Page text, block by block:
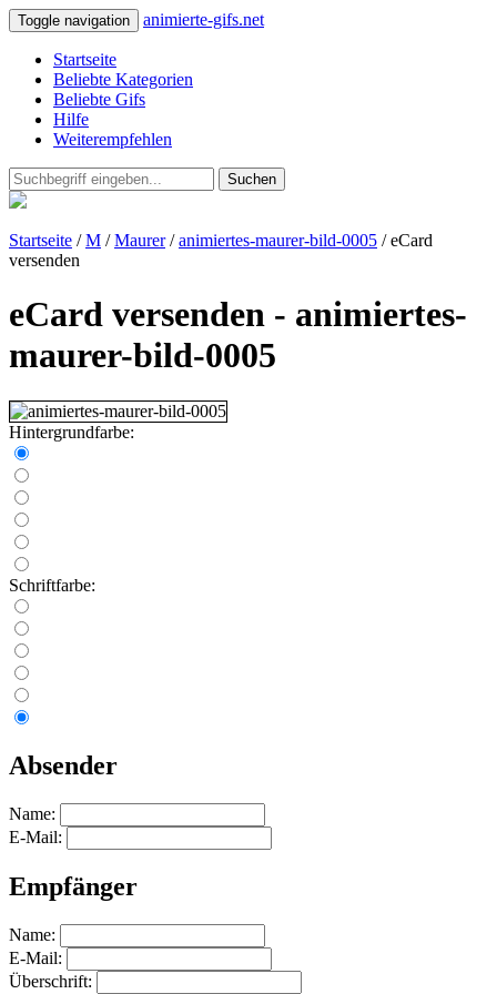
Toggle navigation animierte-gifs.net
Startseite
Beliebte Kategorien
Beliebte Gifs
Hilfe
Weiterempfehlen
Suchen
Startseite /M /Maurer/animiertes-maurer-bild-0005 / eCard
versenden
eCard versenden - animiertes-
maurer-bild-0005
Hintergrundfarbe:
Schriftfarbe:
Absender
Name:
E-Mail:
Empfänger
Name:
E-Mail:
Überschrift: